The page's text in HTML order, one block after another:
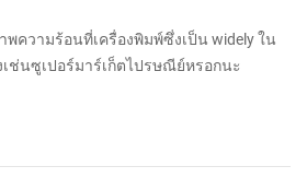
พความร้อนที่เครื่องพิมพ์ซึ่งเป็น widely ใน
เช่นซูเปอร์มาร์เก็ตไปรษณีย์หรอกนะ
นไม่ได้เป็นปกติ ผลิตภัณฑ์ของลูกค้าแต่
า. ในมุมมองขนาดย่อขนาดทำให้มัน ง่าย
รณ์และเมตร กับคดี รูปลักษณ์คุณสามารถ
รพิมพ์ การพิมพ์ วิธีการ เอาไว้จับภาพความ